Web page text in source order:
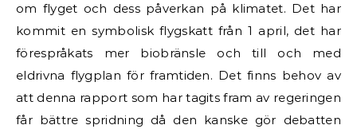
om flyget och dess påverkan på klimatet. Det har
kommit en symbolisk flygskatt från 1 april, det har
förespråkats mer biobränsle och till och med
eldrivna flygplan för framtiden. Det finns behov av
att denna rapport som har tagits fram av regeringen
får bättre spridning då den kanske gör debatten